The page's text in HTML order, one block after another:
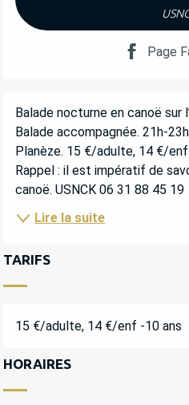
Page
DESCRIPTION
Balade nocturne en canoë sur
Balade accompagnée. 21h-
Planèze. 15 €/adulte, 14 €/
Rappel : il est impératif de
canoë. USNCK 06 31 88 45 19
Lire la suite
TARIFS
15 €/adulte, 14 €/enf -10 ans
HORAIRES